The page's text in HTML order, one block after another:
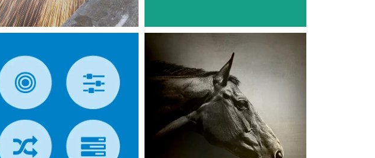
LOGICIELS MÉTIERS SITES INTERNET APPLICATIONS MOBILES LOGICIELS MÉTIERS
Santequine V2